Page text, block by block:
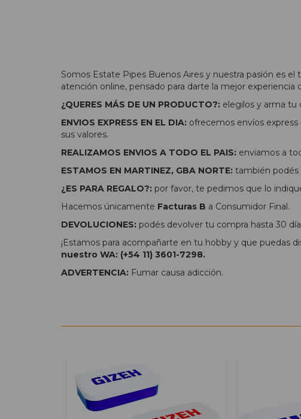
Somos Estate Pipes Buenos Aires y nuestra pasión es
atención online, pensado para darte la mejor experiencia
¿QUERES MÁS DE UN PRODUCTO?: elegilos y arma
ENVIOS EXPRESS EN EL DIA: ofrecemos envíos
sus valores.
REALIZAMOS ENVIOS A TODO EL PAIS: enviamos a
ESTAMOS EN MARTINEZ, GBA NORTE: también podés
¿ES PARA REGALO?: por favor, te pedimos que lo
Hacemos únicamente Facturas B a Consumidor Final.
DEVOLUCIONES: podés devolver tu compra hasta 30
¡Estamos para acompañarte en tu hobby y que puedas
nuestro WA: (+54 11) 3601-7298.
ADVERTENCIA: Fumar causa adicción.